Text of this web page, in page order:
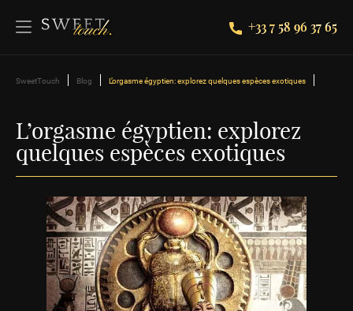
+33 7 58 96 37 65
SweetTouch Blog L’orgasme égyptien: explorez quelques espèces exotiques
L’orgasme égyptien: explorez
quelques espèces exotiques